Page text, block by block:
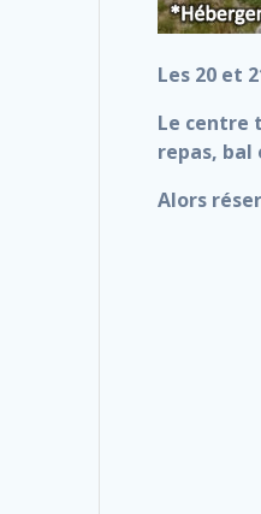
Les 20 et
Le centre
repas, bal
Alors